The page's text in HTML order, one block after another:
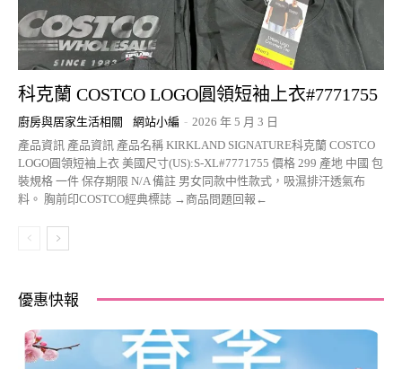
科克蘭 COSTCO LOGO圓領短袖上衣#7771755
廚房與居家生活相關 網站小編 - 2026 年 5 月 3 日
產品資訊 產品資訊 產品名稱 KIRKLAND SIGNATURE科克蘭 COSTCO
LOGO圓領短袖上衣 美國尺寸(US):S-XL#7771755 價格 299 產地 中國 包
裝規格 一件 保存期限 N/A 備註 男女同款中性款式，吸濕排汗透氣布
料。 胸前印COSTCO經典標誌 →商品問題回報←
優惠快報